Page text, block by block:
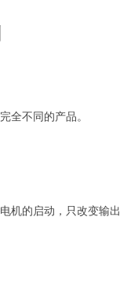
全不同的产品。
机的启动，只改变输